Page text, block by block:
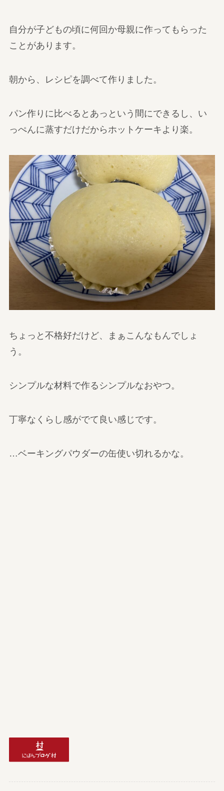
自分が子どもの頃に何回か母親に作ってもらった
ことがあります。
朝から、レシピを調べて作りました。
パン作りに比べるとあっという間にできるし、い
っぺんに蒸すだけだからホットケーキより楽。
ちょっと不格好だけど、まぁこんなもんでしょ
う。
シンプルな材料で作るシンプルなおやつ。
丁寧なくらし感がでて良い感じです。
…ベーキングパウダーの缶使い切れるかな。